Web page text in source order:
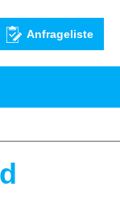
Anfrageliste